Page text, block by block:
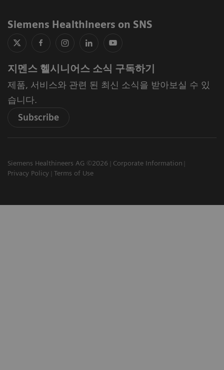
Siemens Healthineers on SNS
지멘스 헬시니어스 소식 구독하기
제품, 서비스와 관련 된 최신 소식을 받아보실 수 있
습니다.
Subscribe
Siemens Healthineers AG ©2026
Corporate Information
Privacy Policy
Terms of Use